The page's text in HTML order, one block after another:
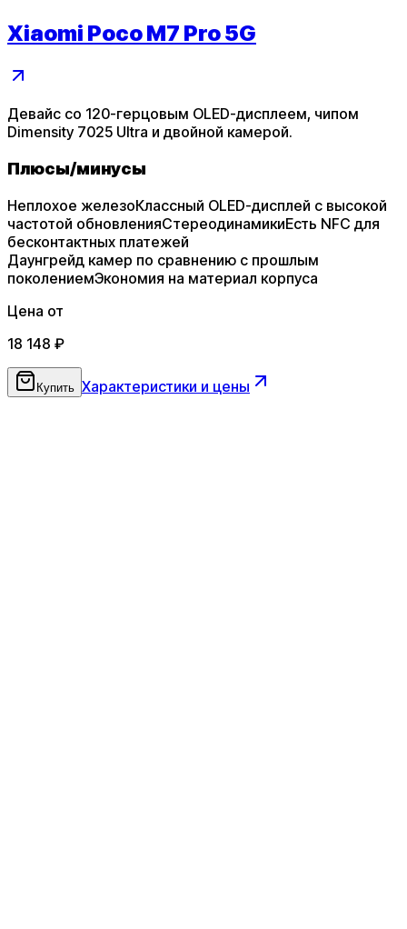
Xiaomi Poco M7 Pro 5G
Девайс со 120-герцовым OLED-дисплеем, чипом
Dimensity 7025 Ultra и двойной камерой.
Плюсы/минусы
Неплохое железоКлассный OLED-дисплей с высокой
частотой обновленияСтереодинамикиЕсть NFC для
бесконтактных платежей
Даунгрейд камер по сравнению с прошлым
поколениемЭкономия на материал корпуса
Цена от
18 148 ₽
Купить Характеристики и цены